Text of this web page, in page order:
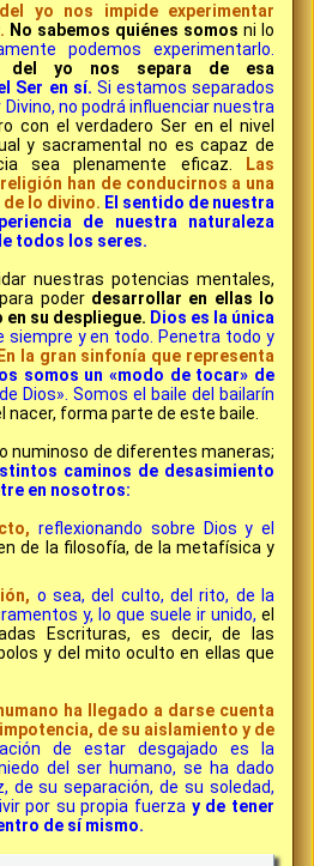
yo nos impide experimentar
No sabemos quiénes somos ni lo
podemos experimentarlo.
del yo nos separa de esa
Ser en sí. Si estamos separados
no podrá influenciar nuestra
con el verdadero Ser en el nivel
y sacramental no es capaz de
sea plenamente eficaz.
Las
han de conducirnos a una
de lo divino. El sentido de nuestra
de nuestra naturaleza
todos los seres.
nuestras potencias mentales,
poder desarrollar en ellas lo
su despliegue. Dios es la única
siempre y en todo. Penetra todo y
En la gran sinfonía que representa
somos un «modo de tocar» de
Dios». Somos el baile del bailarín
nacer, forma parte de este baile.
numinoso de diferentes maneras;
caminos de desasimiento
en nosotros:
reflexionando sobre Dios y el
de la filosofía, de la metafísica y
o sea, del culto, del rito, de la
y, lo que suele ir unido, el
Escrituras, es decir, de las
y del mito oculto en ellas que
ha llegado a darse cuenta
de su aislamiento y de
de estar desgajado es la
del ser humano, se ha dado
de su separación, de su soledad,
por su propia fuerza y de tener
de sí mismo.